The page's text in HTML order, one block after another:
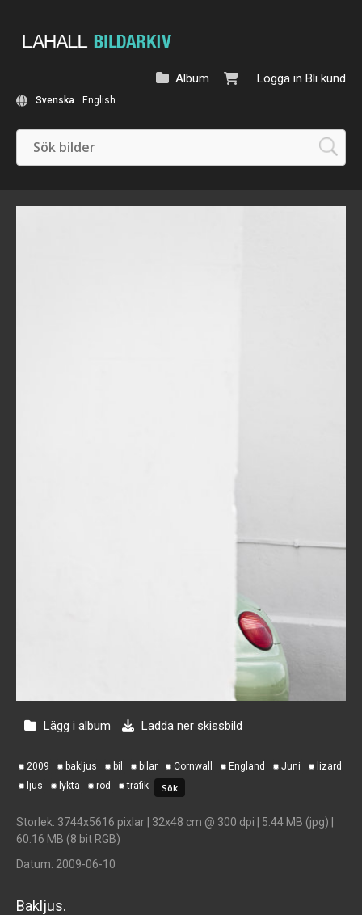
Logga in Bli kund
Album
Svenska English
Lägg i album Ladda ner skissbild
2009 bakljus bil bilar Cornwall England Juni
lizard
ljus
lykta röd trafik
Storlek: 3744x5616 pixlar | 32x48 cm @ 300 dpi | 5.44 MB (jpg) |
60.16 MB (8 bit RGB)
Datum: 2009-06-10
Bakljus.